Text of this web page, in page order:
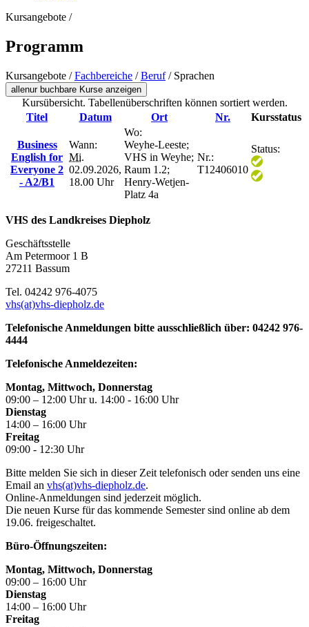
Kursangebote /
Programm
Kursangebote /Fachbereiche /Beruf / Sprachen
allenur buchbare Kurse anzeigen
Kursübersicht. Tabellenüberschriften können sortiert werden.
Titel
Datum Ort Nr. Kursstatus
Business
English for
Everyone 2
- A2/B1
Wann:
Mi.
02.09.2026,
18.00 Uhr
Wo:
Weyhe-Leeste;
VHS in Weyhe;
Raum 1.2;
Henry-Wetjen-
Platz 4a
Nr.:
T12406010
Status:
VHS des Landkreises Diepholz
Geschäftsstelle
Am Petermoor 1 B
27211 Bassum
Tel. 04242 976-4075
vhs(at)vhs-diepholz.de
Telefonische Anmeldungen bitte ausschließlich über: 04242 976-
4444
Telefonische Anmeldezeiten:
Montag, Mittwoch, Donnerstag
09:00 – 12:00 Uhr u. 14:00 - 16:00 Uhr
Dienstag
14:00 – 16:00 Uhr
Freitag
09:00 - 12:30 Uhr
Bitte melden Sie sich in dieser Zeit telefonisch oder senden uns eine
Email an vhs(at)vhs-diepholz.de.
Online-Anmeldungen sind jederzeit möglich.
Die neuen Kurse für das kommende Semester sind online ab dem
19.06. freigeschaltet.
Büro-Öffnungszeiten:
Montag, Mittwoch, Donnerstag
09:00 – 16:00 Uhr
Dienstag
14:00 – 16:00 Uhr
Freitag